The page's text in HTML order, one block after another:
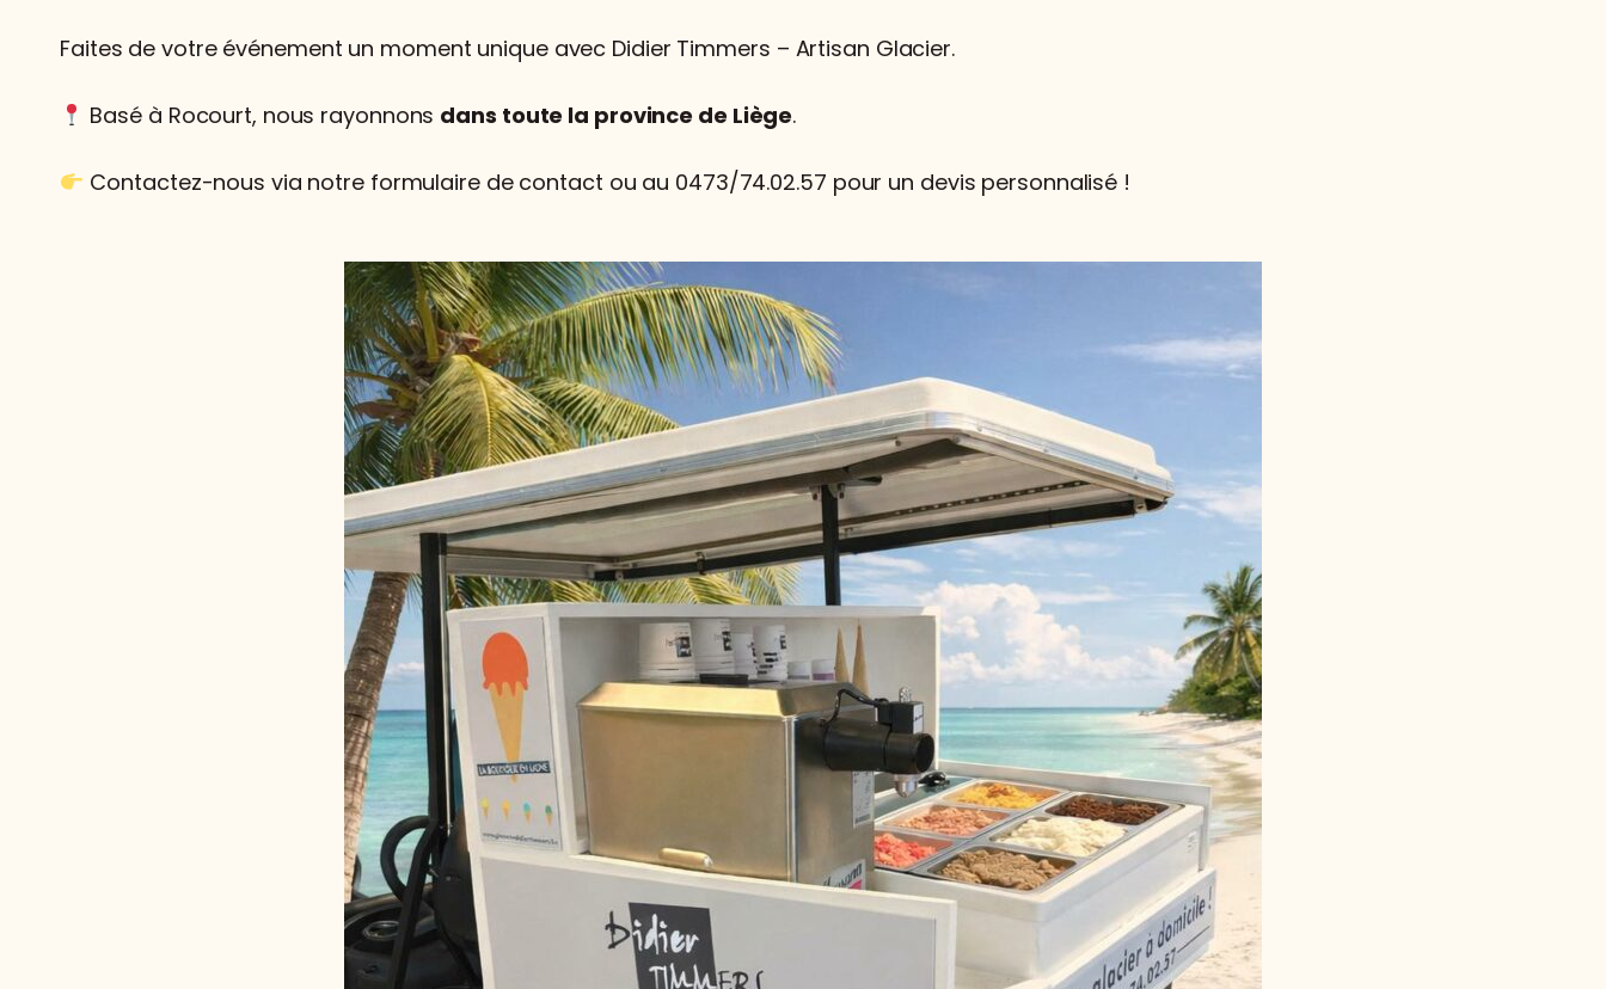
Faites de votre événement un moment unique avec Didier Timmers – Artisan Glacier.
Basé à Rocourt, nous rayonnons dans toute la province de Liège.
Contactez-nous via notre formulaire de contact ou au 0473/74.02.57 pour un devis personnalisé !